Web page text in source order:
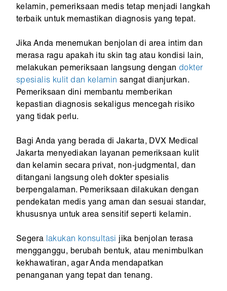
kelamin, pemeriksaan medis tetap menjadi langkah
terbaik untuk memastikan diagnosis yang tepat.
Jika Anda menemukan benjolan di area intim dan
merasa ragu apakah itu skin tag atau kondisi lain,
melakukan pemeriksaan langsung dengan dokter
spesialis kulit dan kelamin sangat dianjurkan.
Pemeriksaan dini membantu memberikan
kepastian diagnosis sekaligus mencegah risiko
yang tidak perlu.
Bagi Anda yang berada di Jakarta, DVX Medical
Jakarta menyediakan layanan pemeriksaan kulit
dan kelamin secara privat, non-judgmental, dan
ditangani langsung oleh dokter spesialis
berpengalaman. Pemeriksaan dilakukan dengan
pendekatan medis yang aman dan sesuai standar,
khususnya untuk area sensitif seperti kelamin.
Segera lakukan konsultasi
jika benjolan terasa
mengganggu, berubah bentuk, atau menimbulkan
kekhawatiran, agar Anda mendapatkan
penanganan yang tepat dan tenang.